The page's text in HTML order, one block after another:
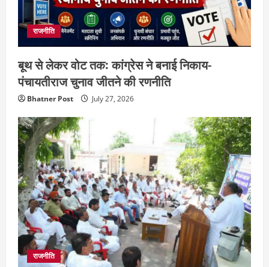
राजनीति
बूथ से लेकर वोट तक: कांग्रेस ने बनाई निकाय-
पंचायतीराज चुनाव जीतने की रणनीति
Bhatner Post July 27, 2026
राजनीति